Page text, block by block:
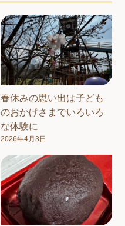
春休みの思い出は子ども
のおかげさまでいろいろ
な体験に
2026年4月3日